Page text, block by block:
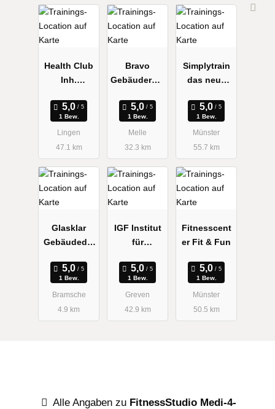
Health Club
Inh.
Greve
1 Bew.
Lingen
47.1 km
Bravo
Gebäuderein
1 Bew.
Melle
32.3 km
Simplytrain
das neue
Fitnessstudi
o Münster
1 Bew.
Münster
55.7 km
Glasklar
Gebäudedie
Bramsche
1 Bew.
Bramsche
4.9 km
IGF Institut
für
und Fitness
1 Bew.
Greven
42.9 km
Fitnesscent
er Fit & Fun
1 Bew.
Münster
50.5 km
Alle Angaben zu FitnessStudio Medi-4-